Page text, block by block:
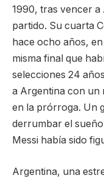
1990, tras vencer a
partido. Su cuarta
hace ocho años,
misma final que
selecciones 24
a Argentina con un
en la prórroga. Un
derrumbar el
Messi había sido
Argentina, una